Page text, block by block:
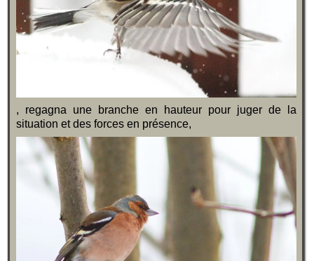
, regagna une branche en hauteur pour juger de la
situation et des forces en présence,